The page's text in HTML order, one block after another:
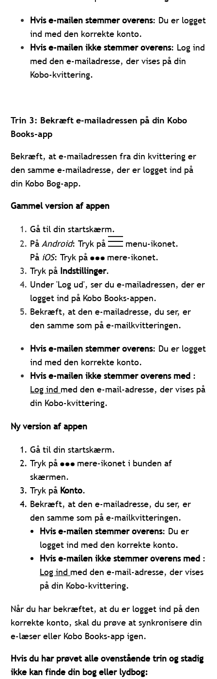
Hvis e-mailen stemmer overens: Du er logget
ind med den korrekte konto.
Hvis e-mailen ikke stemmer overens: Log ind
med den e-mailadresse, der vises på din
Kobo-kvittering.
Trin 3: Bekræft e-mailadressen på din Kobo
Books-app
Bekræft, at e-mailadressen fra din kvittering er
den samme e-mailadresse, der er logget ind på
din Kobo Bog-app.
Gammel version af appen
Gå til din startskærm.
PåAndroid: Tryk på
menu-ikonet.
På iOS: Tryk på
mere-ikonet.
Tryk på Indstillinger.
Under 'Log ud', ser du e-mailadressen, der er
logget ind på Kobo Books-appen.
Bekræft, at den e-mailadresse, du ser, er
den samme som på e-mailkvitteringen.
Hvis e-mailen stemmer overens: Du er logget
ind med den korrekte konto.
Hvis e-mailen ikke stemmer overens med :
Log ind med den e-mail-adresse, der vises på
din Kobo-kvittering.
Ny version af appen
Gå til din startskærm.
Tryk på
mere-ikonet i bunden af
skærmen.
Tryk på Konto.
Bekræft, at den e-mailadresse, du ser, er
den samme som på e-mailkvitteringen.
Hvis e-mailen stemmer overens: Du er
logget ind med den korrekte konto.
Hvis e-mailen ikke stemmer overens med :
Log ind med den e-mail-adresse, der vises
på din Kobo-kvittering.
Når du har bekræftet, at du er logget ind på den
korrekte konto, skal du prøve at synkronisere din
e-læser eller Kobo Books-app igen.
Hvis du har prøvet alle ovenstående trin og stadig
ikke kan finde din bog eller lydbog: